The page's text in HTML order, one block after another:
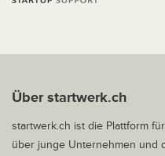
Über startwerk.ch
startwerk.ch ist die Plattform
über junge Unternehmen und